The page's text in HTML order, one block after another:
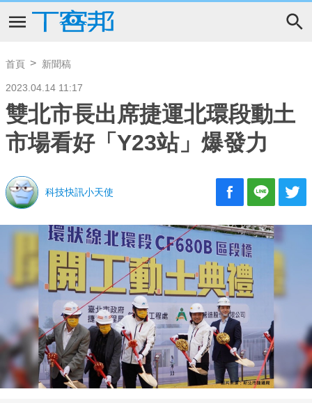
首頁 新聞稿
2023.04.14 11:17
雙北市長出席捷運北環段動土
市場看好「Y23站」爆發力
科技快訊小天使